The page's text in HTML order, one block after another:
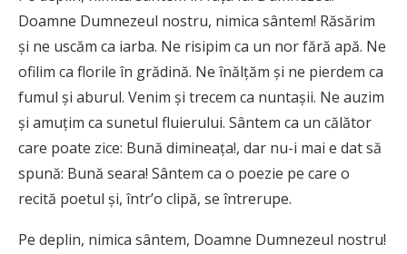
Doamne Dumnezeul nostru, nimica sântem! Răsărim
şi ne uscăm ca iarba. Ne risipim ca un nor fără apă. Ne
ofilim ca florile în grădină. Ne înălţăm şi ne pierdem ca
fumul şi aburul. Venim şi trecem ca nuntaşii. Ne auzim
şi amuţim ca sunetul fluierului. Sântem ca un călător
care poate zice: Bună dimineaţa!, dar nu-i mai e dat să
spună: Bună seara! Sântem ca o poezie pe care o
recită poetul şi, într’o clipă, se întrerupe.
Pe deplin, nimica sântem, Doamne Dumnezeul nostru!